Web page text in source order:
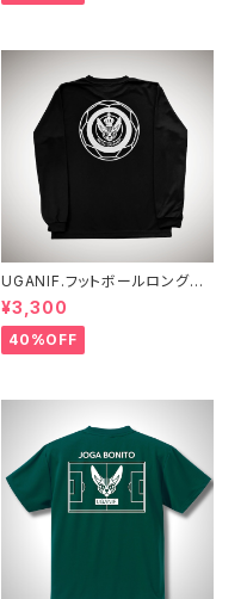
UGANIF.フットボールロングプ
ラシャツ ブラックホワイト
¥3,300
40%OFF